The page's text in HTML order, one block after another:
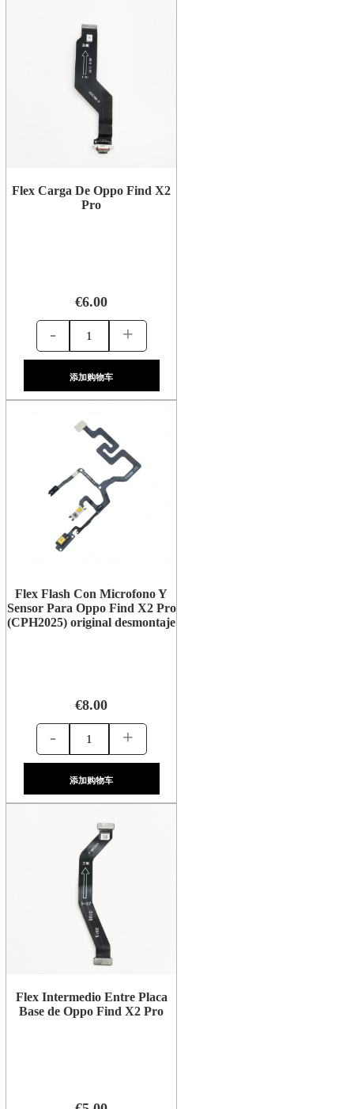
Flex Carga De Oppo Find X2
Pro
€6.00
- +
添加购物车
Flex Flash Con Microfono Y
Sensor Para Oppo Find X2 Pro
(CPH2025) original desmontaje
€8.00
- +
添加购物车
Flex Intermedio Entre Placa
Base de Oppo Find X2 Pro